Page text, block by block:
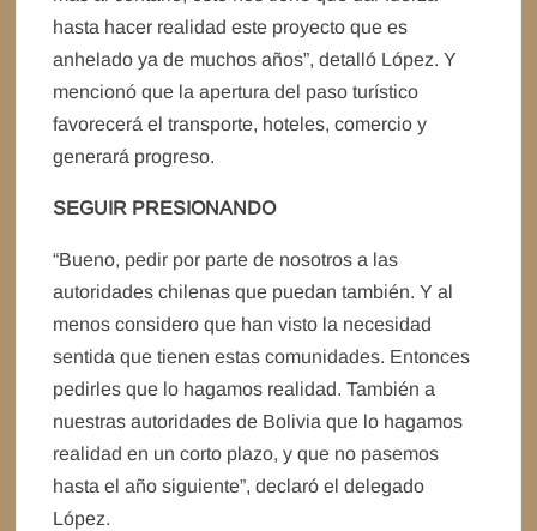
hasta hacer realidad este proyecto que es
anhelado ya de muchos años”, detalló López. Y
mencionó que la apertura del paso turístico
favorecerá el transporte, hoteles, comercio y
generará progreso.
SEGUIR PRESIONANDO
“Bueno, pedir por parte de nosotros a las
autoridades chilenas que puedan también. Y al
menos considero que han visto la necesidad
sentida que tienen estas comunidades. Entonces
pedirles que lo hagamos realidad. También a
nuestras autoridades de Bolivia que lo hagamos
realidad en un corto plazo, y que no pasemos
hasta el año siguiente”, declaró el delegado
López.